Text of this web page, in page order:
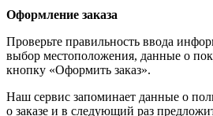
Оформление заказа
Проверьте правильность ввода
выбор местоположения, данные о
кнопку «Оформить заказ».
Наш сервис запоминает данные о
о заказе и в следующий раз